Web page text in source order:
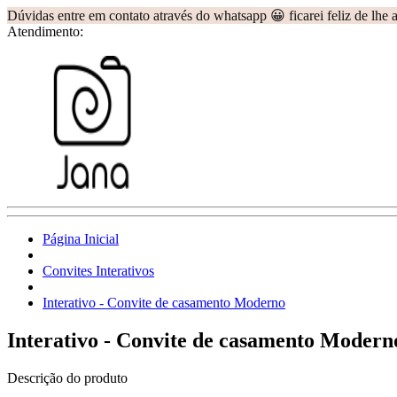
Dúvidas entre em contato através do whatsapp 😀 ficarei feliz de lhe
Atendimento:
Página Inicial
Convites Interativos
Interativo - Convite de casamento Moderno
Interativo - Convite de casamento
Descrição do produto